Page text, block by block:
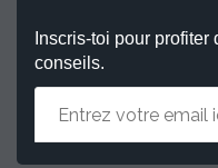
Inscris-toi pour
conseils.